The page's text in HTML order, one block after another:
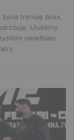
trenuję boks,
Ulubiony
uwielbiam